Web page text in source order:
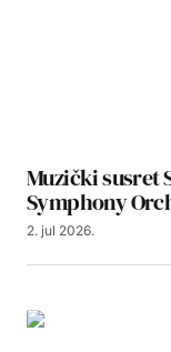
Muzički susret
Symphony
2. jul 2026.